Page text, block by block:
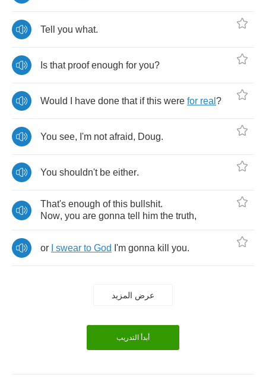
Tell you what.
Is that proof enough for you?
Would have done that if this were for real ?
You see, I'm not afraid, Doug.
You shouldn't be either.
That's enough of this bullshit.
Now, you are gonna tell him the truth,
or swear to God I'm gonna kill you.
عرض المزيد
أبدأ التدريب